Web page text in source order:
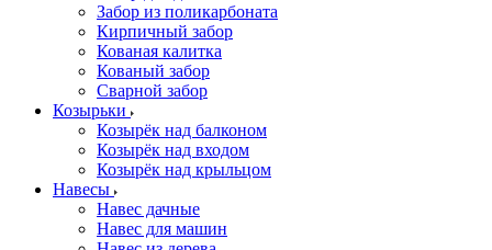
Забор из поликарбоната
Кирпичный забор
Кованая калитка
Кованый забор
Сварной забор
Козырьки
Козырёк над балконом
Козырёк над входом
Козырёк над крыльцом
Навесы
Навес дачные
Навес для машин